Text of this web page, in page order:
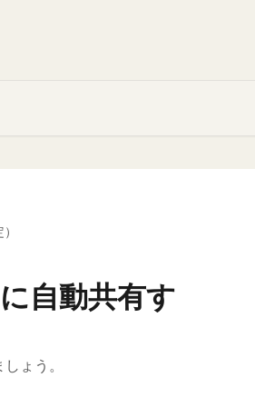
自動共有す
ょう。